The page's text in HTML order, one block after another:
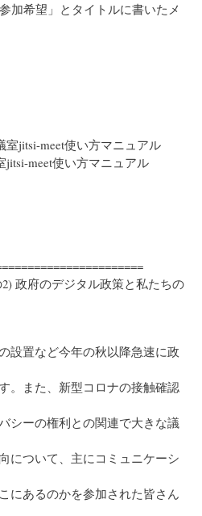
加希望」とタイトルに書いたメ
jitsi-meet使い方マニュアル
meet使い方マニュアル
政府のデジタル政策と私たちの
設置など今年の秋以降急速に政
。また、新型コロナの接触確認
シーの権利との関連で大きな議
について、主にコミュニケーシ
にあるのかを参加された皆さん